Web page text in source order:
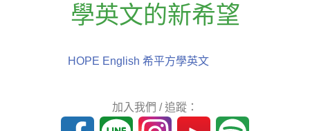
學英文的新希望
HOPE English 希平方學英文
加入我們 / 追蹤：